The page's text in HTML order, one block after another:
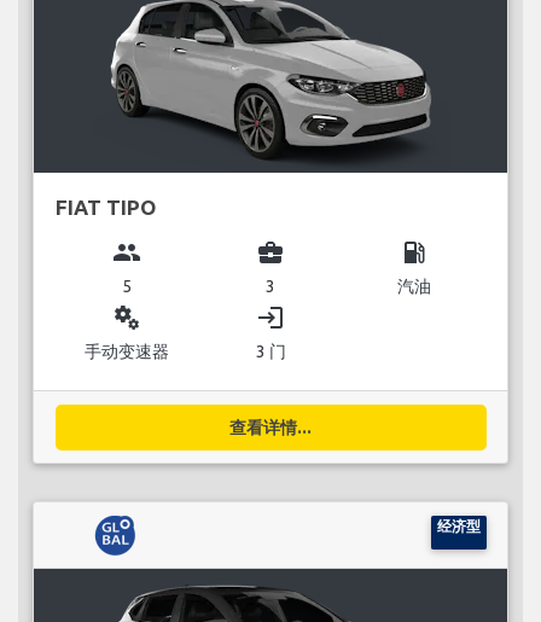
FIAT TIPO
group
5
business_center
3
local_gas_station
汽油
miscellaneous_services
手动变速器
login
3 门
查看详情...
经济型